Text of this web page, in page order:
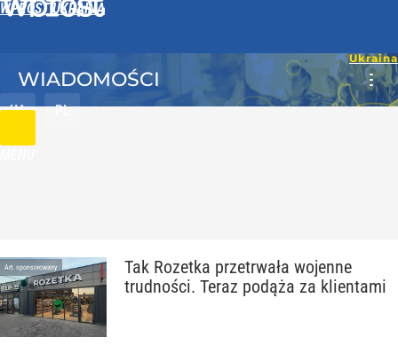
WPROST UKRAINA
UA PL
WIADOMOŚCI
Art. sponsorowany
Tak Rozetka przetrwała wojenne
trudności. Teraz podąża za klientami